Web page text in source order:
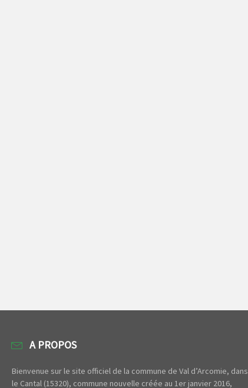
A PROPOS
Bienvenue sur le site officiel de la commune de Val d’Arcomie, dans
le Cantal (15320), commune nouvelle créée au 1er janvier 2016,